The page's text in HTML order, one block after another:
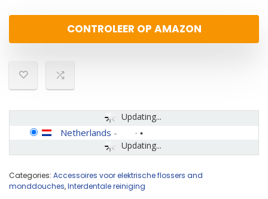
CONTROLEER OP AMAZON
Updating...
Updating...
Netherlands -
Categories: Accessoires voor elektrische flossers and
monddouches,Interdentale reiniging